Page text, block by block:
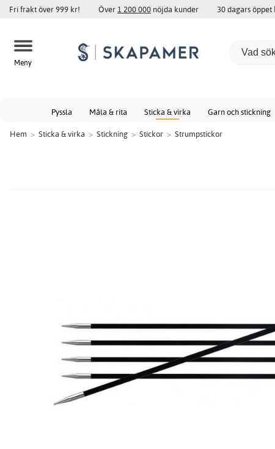
Fri frakt över 999 kr! Över1 200 000 nöjda kunder 30 dagars öppet
Meny
Pyssla Måla & rita Sticka & virka Garn och stickning
Hem > Sticka & virka > Stickning > Stickor > Strumpstickor